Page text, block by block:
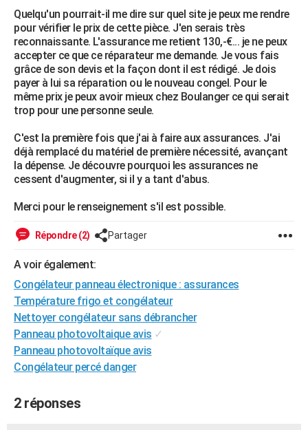
GUIDES D'ACHAT
BONS PLANS
CARTE DE VOEUX
Carte de Noël
Carte Bonne année
Carte Saint-Valentin
Carte Pâques
Carte d'anniversaire
DICTIONNAIRE
PROGRAMME TV
COPAINS D'AVANT
S'inscrire
Se connecter
Lycées
Collèges
Primaires
Universités
Entreprises
Service militaire
Avis de recherche
Bricolage
Lifestyle
Culture
Sport
Auto
Television
Voyage
Cinema
Quelqu'un pourrait-il me dire sur quel site je peux me rendre
pour vérifier le prix de cette pièce. J'en serais très
reconnaissante. L'assurance me retient 130,-€... je ne peux
accepter ce que ce réparateur me demande. Je vous fais
grâce de son devis et la façon dont il est rédigé. Je dois
payer à lui sa réparation ou le nouveau congel. Pour le
même prix je peux avoir mieux chez Boulanger ce qui serait
trop pour une personne seule.
C'est la première fois que j'ai à faire aux assurances. J'ai
déjà remplacé du matériel de première nécessité, avançant
la dépense. Je découvre pourquoi les assurances ne
cessent d'augmenter, si il y a tant d'abus.
Merci pour le renseignement s'il est possible.
Répondre (2) Partager
A voir également:
Congélateur panneau électronique : assurances
Température frigo et congélateur
Nettoyer congélateur sans débrancher
Panneau photovoltaique avis ✓
Panneau photovoltaïque avis
Congélateur percé danger
2 réponses